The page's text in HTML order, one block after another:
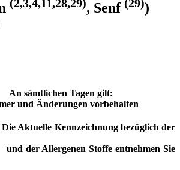
(2,3,4,11,28,29), Senf (29))
An sämtlichen Tagen gilt:
vorbehalten
Die Aktuelle Kennzeichnung bezüglich der
Stoffe entnehmen Sie